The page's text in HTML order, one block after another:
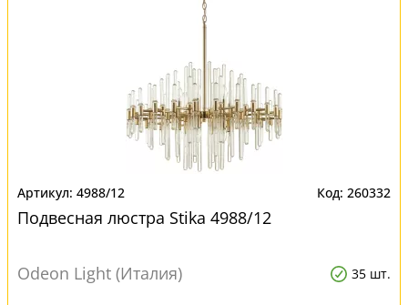
4988/12 260332
Подвесная люстра Stika 4988/12
Odeon Light (Италия) 35 шт.